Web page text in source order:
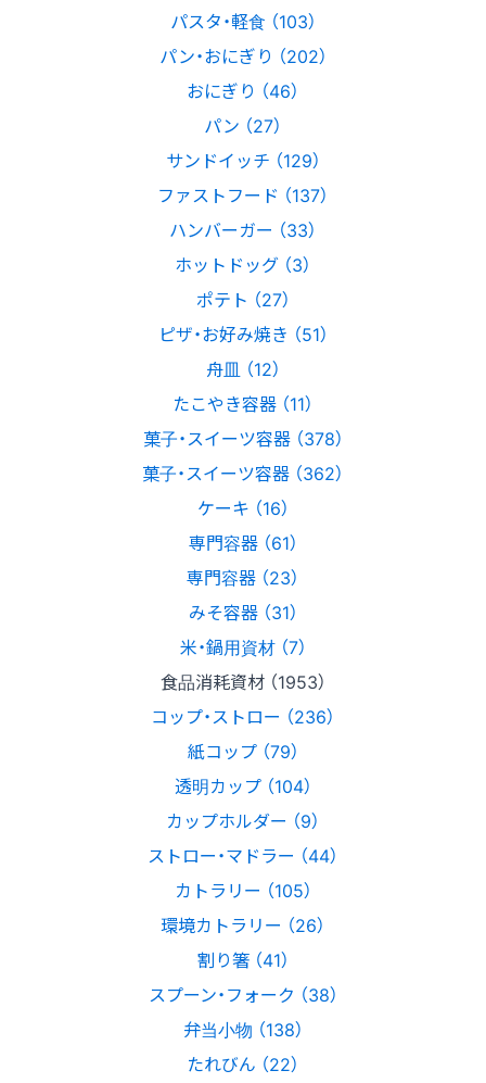
パスタ・軽食 （103）
パン・おにぎり （202）
おにぎり （46）
パン （27）
サンドイッチ （129）
ファストフード （137）
ハンバーガー （33）
ホットドッグ （3）
ポテト （27）
ピザ・お好み焼き （51）
舟皿 （12）
たこやき容器 （11）
菓子・スイーツ容器 （378）
菓子・スイーツ容器 （362）
ケーキ （16）
専門容器 （61）
専門容器 （23）
みそ容器 （31）
米・鍋用資材 （7）
食品消耗資材 （1953）
コップ・ストロー （236）
紙コップ （79）
透明カップ （104）
カップホルダー （9）
ストロー・マドラー （44）
カトラリー （105）
環境カトラリー （26）
割り箸 （41）
スプーン・フォーク （38）
弁当小物 （138）
たれびん （22）